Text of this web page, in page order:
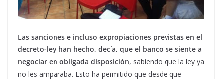
Las sanciones e incluso expropiaciones previstas en el
decreto-ley han hecho, decía, que el banco se siente a
negociar en obligada disposición, sabiendo que la ley ya
no les amparaba. Esto ha permitido que desde que